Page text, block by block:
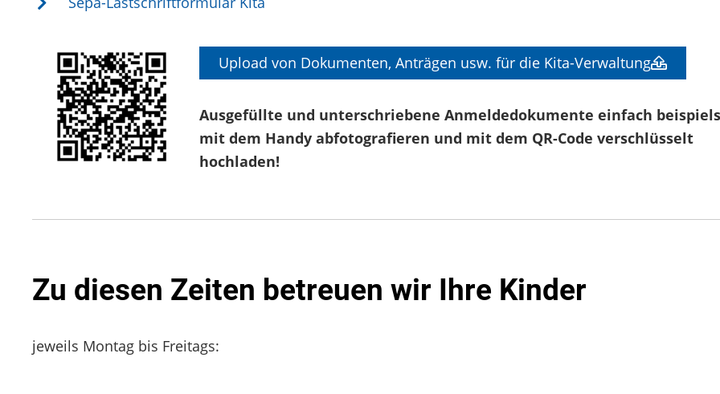
Upload von Dokumenten, Anträgen usw. für die Kita-Verwaltung
Ausgefüllte und unterschriebene Anmeldedokumente einfach
mit dem Handy abfotografieren und mit dem QR-Code verschlüsselt
hochladen!
Zu diesen Zeiten betreuen wir Ihre Kinder
jeweils Montag bis Freitags: